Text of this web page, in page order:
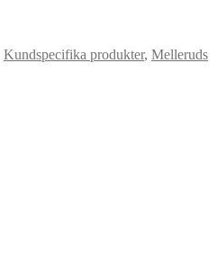
Kundspecifika produkter, Melleruds